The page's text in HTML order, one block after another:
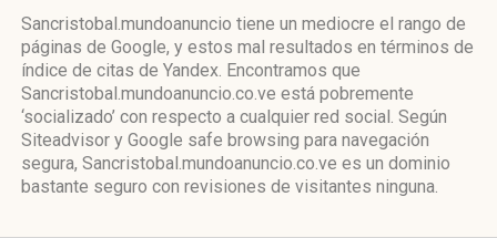
Sancristobal.mundoanuncio tiene un mediocre el rango de
páginas de Google, y estos mal resultados en términos de
índice de citas de Yandex. Encontramos que
Sancristobal.mundoanuncio.co.ve está pobremente
‘socializado’ con respecto a cualquier red social. Según
Siteadvisor y Google safe browsing para navegación
segura, Sancristobal.mundoanuncio.co.ve es un dominio
bastante seguro con revisiones de visitantes ninguna.